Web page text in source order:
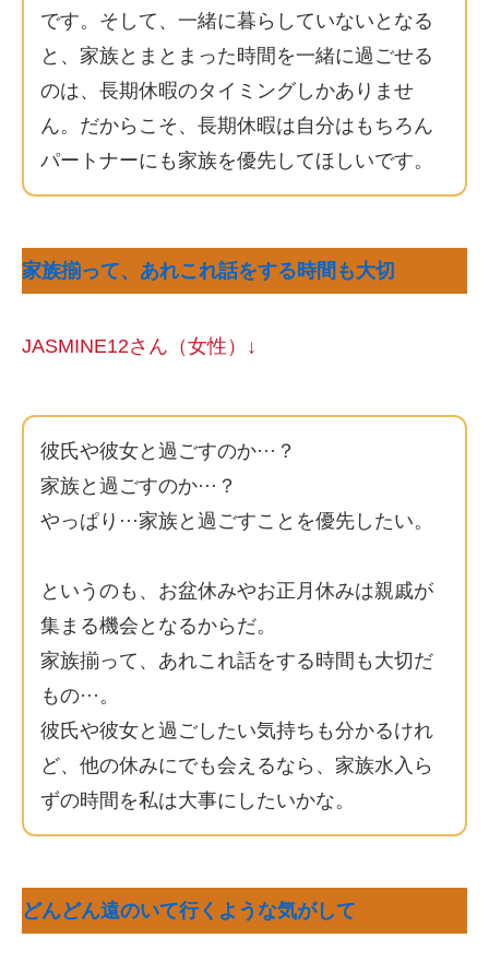
です。そして、一緒に暮らしていないとなる
と、家族とまとまった時間を一緒に過ごせる
のは、長期休暇のタイミングしかありませ
ん。だからこそ、長期休暇は自分はもちろん
パートナーにも家族を優先してほしいです。
家族揃って、あれこれ話をする時間も大切
JASMINE12さん（女性）↓
彼氏や彼女と過ごすのか···？
家族と過ごすのか···？
やっぱり···家族と過ごすことを優先したい。
というのも、お盆休みやお正月休みは親戚が
集まる機会となるからだ。
家族揃って、あれこれ話をする時間も大切だ
もの···。
彼氏や彼女と過ごしたい気持ちも分かるけれ
ど、他の休みにでも会えるなら、家族水入ら
ずの時間を私は大事にしたいかな。
どんどん遠のいて行くような気がして